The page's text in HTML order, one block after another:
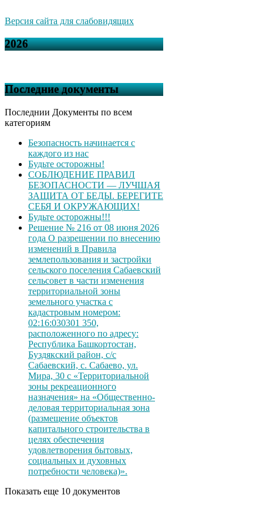
Версия сайта для слабовидящих
2026
Последние документы
Последнии Документы по всем
категориям
Безопасность начинается с
каждого из нас
Будьте осторожны!
СОБЛЮДЕНИЕ ПРАВИЛ
БЕЗОПАСНОСТИ — ЛУЧШАЯ
ЗАЩИТА ОТ БЕДЫ. БЕРЕГИТЕ
СЕБЯ И ОКРУЖАЮЩИХ!
Будьте осторожны!!!
Решение № 216 от 08 июня 2026
года О разрешении по внесению
изменений в Правила
землепользования и застройки
сельского поселения Сабаевский
сельсовет в части изменения
территориальной зоны
земельного участка с
кадастровым номером:
02:16:030301 350,
расположенного по адресу:
Республика Башкортостан,
Буздякский район, с/с
Сабаевский, с. Сабаево, ул.
Мира, 30 с «Территориальной
зоны рекреационного
назначения» на «Общественно-
деловая территориальная зона
(размещение объектов
капитального строительства в
целях обеспечения
удовлетворения бытовых,
социальных и духовных
потребности человека)».
Показать еще 10 документов